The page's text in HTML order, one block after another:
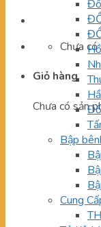
Chưa
Giỏ hàng
Chưa có sản
Bập
Cung